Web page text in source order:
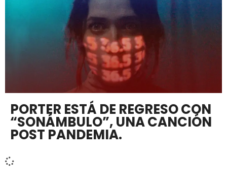
PORTER ESTÁ DE REGRESO CON
“SONÁMBULO”, UNA CANCIÓN
POST PANDEMIA.